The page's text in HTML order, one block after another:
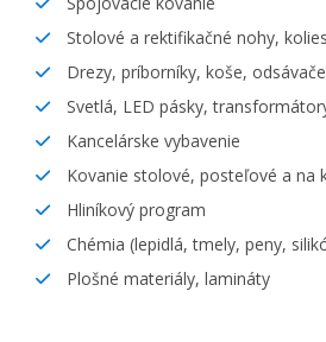
Stolové a rektifikačné nohy,
Drezy, príborníky, koše, odsávače
Svetlá, LED pásky,
Kancelárske vybavenie
Kovanie stolové, posteľové a na
Hliníkový program
Chémia (lepidlá, tmely, peny,
Plošné materiály, lamináty